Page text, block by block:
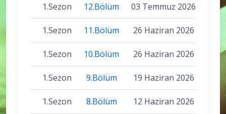
1.Sezon 12.Bölüm 03 Temmuz 2026
1.Sezon 11.Bölüm 26 Haziran 2026
1.Sezon 10.Bölüm 26 Haziran 2026
1.Sezon 9.Bölüm 19 Haziran 2026
1.Sezon 8.Bölüm 12 Haziran 2026